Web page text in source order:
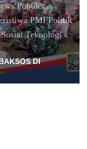
Populer
PMI Politik
Sosial Teknologi
DI